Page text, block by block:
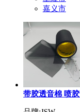
嘉义市
带胶透音棉 喷